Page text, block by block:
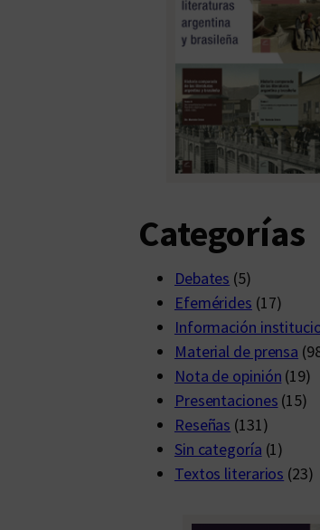
Categorías
Debates (5)
Efemérides (17)
Información
Material de prensa
Nota de opinión (19)
Presentaciones (15)
Reseñas (131)
Sin categoría (1)
Textos literarios (23)